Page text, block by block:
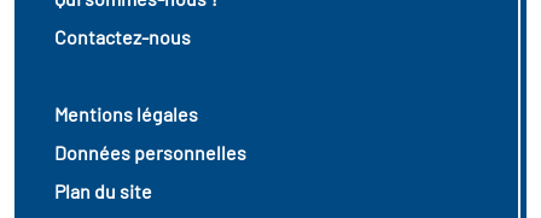
Contactez-nous
Mentions légales
Données personnelles
Plan du site